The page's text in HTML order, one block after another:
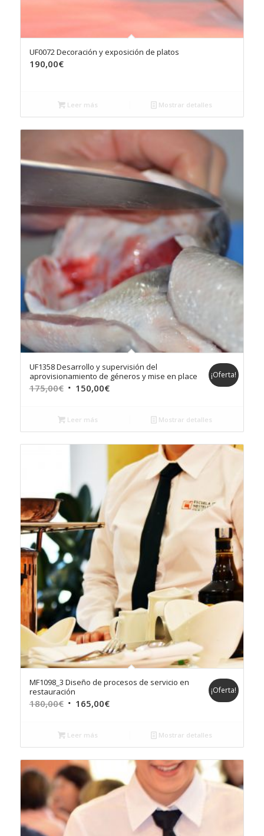
UF0072 Decoración y exposición de platos
190,00€
Leer más Mostrar detalles
UF1358 Desarrollo y supervisión del
aprovisionamiento de géneros y mise en place
175,00€ El
original
era:
175,00€.
150,00€El
es:
150,00€.
¡Oferta!
Leer más Mostrar detalles
MF1098_3 Diseño de procesos de servicio en
restauración
180,00€ El
original
era:
180,00€.
165,00€El
es:
165,00€.
¡Oferta!
Leer más Mostrar detalles